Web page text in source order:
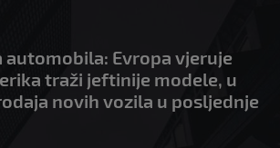
Evropa vjeruje
traži jeftinije modele, u
novih vozila u posljednje